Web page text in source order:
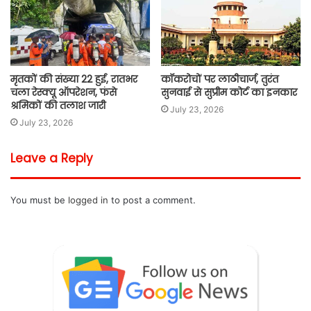
मृतकों की संख्या 22 हुई, रातभर
चला रेस्क्यू ऑपरेशन, फंसे
श्रमिकों की तलाश जारी
July 23, 2026
कॉकरोचों पर लाठीचार्ज, तुरंत
सुनवाई से सुप्रीम कोर्ट का इनकार
July 23, 2026
Leave a Reply
You must be logged in to post a comment.